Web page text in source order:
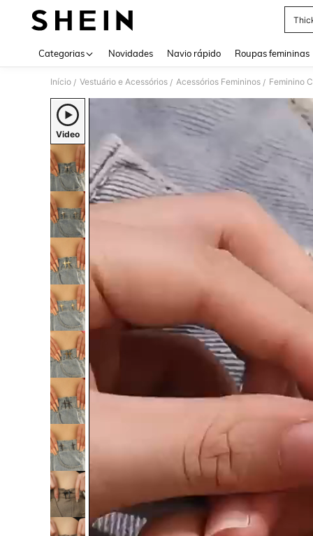
Categorias Novidades Navio rápido Roupas femininas
Início / Vestuário e Acessórios / Acessórios Femininos / Feminino
Video